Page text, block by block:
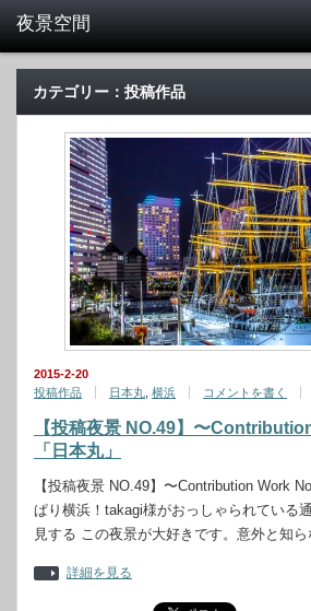
カテゴリー：投稿作品
2015-2-20
投稿作品
日本丸 横浜 コメントを書く
【投稿夜景 NO.49】〜
「日本丸」
【投稿夜景 NO.49】〜Contribution Work
ぱり横浜！takagi様がおっしゃられている
見する この夜景が大好きです。意外と知
詳細を見る